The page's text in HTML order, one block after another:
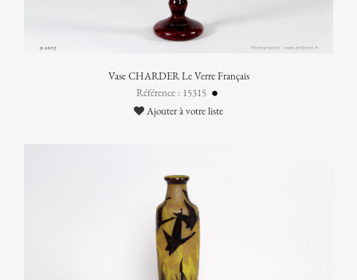
Vase CHARDER Le Verre Français
Référence : 15315
Ajouter à votre liste